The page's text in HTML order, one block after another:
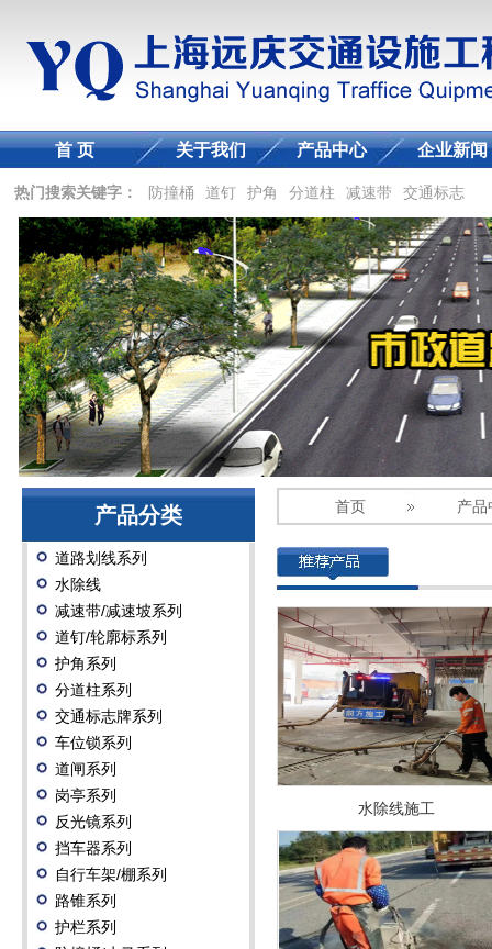
首 页 关于我们 产品中心 企业新闻
热门搜索关键字： 防撞桶 道钉 护角 分道柱 减速带 交通标志
产品分类
道路划线系列
水除线
减速带/减速坡系列
道钉/轮廓标系列
护角系列
分道柱系列
交通标志牌系列
车位锁系列
道闸系列
岗亭系列
反光镜系列
挡车器系列
自行车架/棚系列
路锥系列
护栏系列
首页 产品
水除线施工